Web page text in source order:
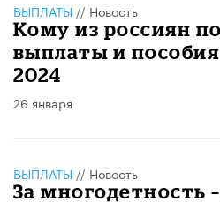
ВЫПЛАТЫ // Новость
Кому из россиян
выплаты и пособия
2024
26 января
ВЫПЛАТЫ // Новость
За многодетность